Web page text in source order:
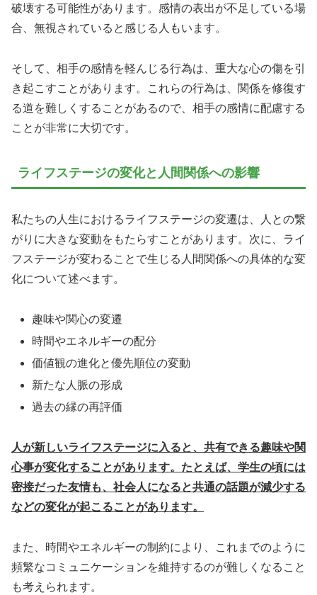
破壊する可能性があります。感情の表出が不足している場
合、無視されていると感じる人もいます。
そして、相手の感情を軽んじる行為は、重大な心の傷を引
き起こすことがあります。これらの行為は、関係を修復す
る道を難しくすることがあるので、相手の感情に配慮する
ことが非常に大切です。
ライフステージの変化と人間関係への影響
私たちの人生におけるライフステージの変遷は、人との繋
がりに大きな変動をもたらすことがあります。次に、ライ
フステージが変わることで生じる人間関係への具体的な変
化について述べます。
趣味や関心の変遷
時間やエネルギーの配分
価値観の進化と優先順位の変動
新たな人脈の形成
過去の縁の再評価
人が新しいライフステージに入ると、共有できる趣味や関
心事が変化することがあります。たとえば、学生の頃には
密接だった友情も、社会人になると共通の話題が減少する
などの変化が起こることがあります。
また、時間やエネルギーの制約により、これまでのように
頻繁なコミュニケーションを維持するのが難しくなること
も考えられます。